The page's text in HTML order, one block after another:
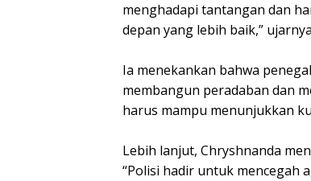
menghadapi tantangan dan
depan yang lebih baik,”
Ia menekankan bahwa
membangun peradaban dan
harus mampu menunjukkan
Lebih lanjut, Chryshnanda
“Polisi hadir untuk mencegah